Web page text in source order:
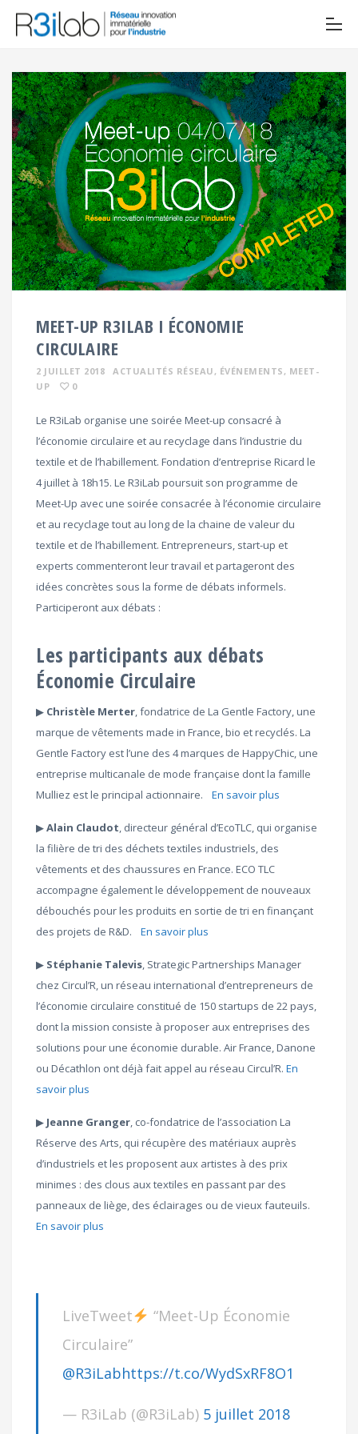
MEET-UP R3ILAB I ÉCONOMIE
CIRCULAIRE
2 JUILLET 2018 ACTUALITÉS RÉSEAU , ÉVÉNEMENTS , MEET-
UP
0
Le R3iLab organise une soirée Meet-up consacré à
l’économie circulaire et au recyclage dans l’industrie du
textile et de l’habillement. Fondation d’entreprise Ricard le
4 juillet à 18h15. Le R3iLab poursuit son programme de
Meet-Up avec une soirée consacrée à l’économie circulaire
et au recyclage tout au long de la chaine de valeur du
textile et de l’habillement. Entrepreneurs, start-up et
experts commenteront leur travail et partageront des
idées concrètes sous la forme de débats informels.
Participeront aux débats :
Les participants aux débats
Économie Circulaire
▶︎ Christèle Merter, fondatrice de La Gentle Factory, une
marque de vêtements made in France, bio et recyclés. La
Gentle Factory est l’une des 4 marques de HappyChic, une
entreprise multicanale de mode française dont la famille
Mulliez est le principal actionnaire. En savoir plus
▶︎Alain Claudot, directeur général d’EcoTLC, qui organise
la filière de tri des déchets textiles industriels, des
vêtements et des chaussures en France. ECO TLC
accompagne également le développement de nouveaux
débouchés pour les produits en sortie de tri en finançant
des projets de R&D. En savoir plus
▶︎ Stéphanie Talevis, Strategic Partnerships Manager
chez Circul’R, un réseau international d’entrepreneurs de
l’économie circulaire constitué de 150 startups de 22 pays,
dont la mission consiste à proposer aux entreprises des
solutions pour une économie durable. Air France, Danone
ou Décathlon ont déjà fait appel au réseau Circul’R. En
savoir plus
▶︎ Jeanne Granger, co-fondatrice de l’association La
Réserve des Arts, qui récupère des matériaux auprès
d’industriels et les proposent aux artistes à des prix
minimes : des clous aux textiles en passant par des
panneaux de liège, des éclairages ou de vieux fauteuils.
En savoir plus
LiveTweet
“Meet-Up Économie
Circulaire”
@R3iLabhttps://t.co/WydSxRF8O1
— R3iLab (@R3iLab) 5 juillet 2018